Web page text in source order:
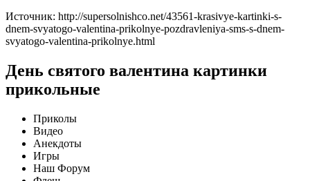
Источник: http://supersolnishco.net/43561-krasivye-kartinki-s-
dnem-svyatogo-valentina-prikolnye-pozdravleniya-sms-s-dnem-
svyatogo-valentina-prikolnye.html
День святого валентина картинки
прикольные
Приколы
Видео
Анекдоты
Игры
Наш Форум